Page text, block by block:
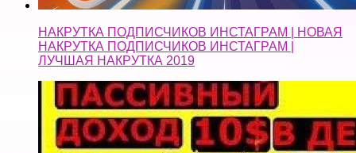
НАКРУТКА ПОДПИСЧИКОВ ИНСТАГРАМ | НОВАЯ
НАКРУТКА ПОДПИСЧИКОВ ИНСТАГРАМ |
ЛУЧШАЯ НАКРУТКА 2019